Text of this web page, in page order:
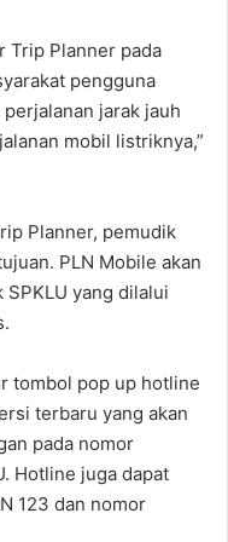
Trip Planner pada
pengguna
jarak jauh
mobil listriknya,”
Planner, pemudik
PLN Mobile akan
yang dilalui
tombol pop up hotline
terbaru yang akan
pada nomor
Hotline juga dapat
123 dan nomor